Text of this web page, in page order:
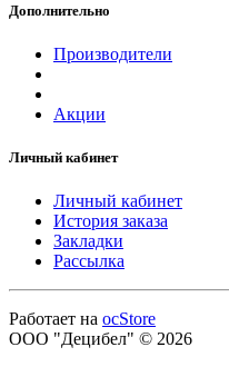
Дополнительно
Производители
Акции
Личный кабинет
Личный кабинет
История заказа
Закладки
Рассылка
Работает на ocStore
ООО "Децибел" © 2026